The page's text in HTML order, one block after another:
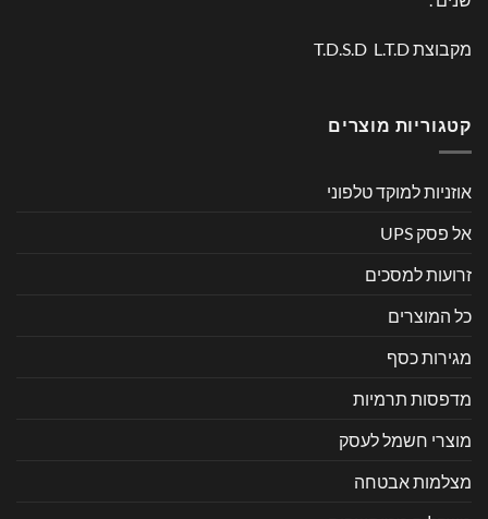
מקבוצת T.D.S.D L.T.D
קטגוריות מוצרים
אוזניות למוקד טלפוני
אל פסק UPS
זרועות למסכים
כל המוצרים
מגירות כסף
מדפסות תרמיות
מוצרי חשמל לעסק
מצלמות אבטחה